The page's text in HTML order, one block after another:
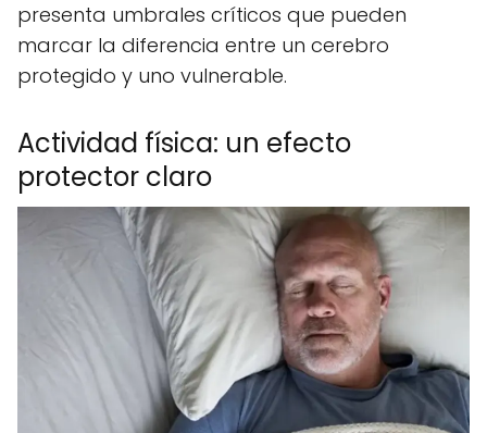
presenta umbrales críticos que pueden
marcar la diferencia entre un cerebro
protegido y uno vulnerable.
Actividad física: un efecto
protector claro